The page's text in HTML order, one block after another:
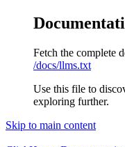
Fetch the complete
/docs/llms.txt
Use this file to
exploring further.
Skip to main content